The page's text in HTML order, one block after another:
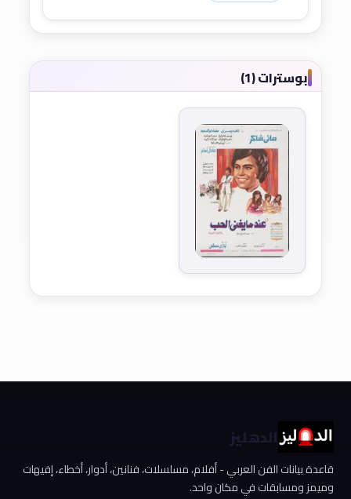
بوسترات (1)
الدهليز
قاعدة بيانات الفن العربي - أفلام، مسلسلات، فنانين، أدوار، أخطاء، إفيهات
وميمز ومسابقات في مكان واحد.